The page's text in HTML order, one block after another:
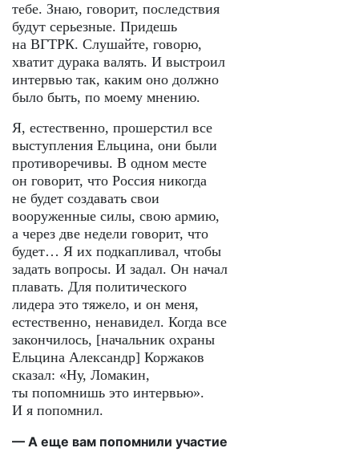
тебе. Знаю, говорит, последствия
будут серьезные. Придешь
на ВГТРК. Слушайте, говорю,
хватит дурака валять. И выстроил
интервью так, каким оно должно
было быть, по моему мнению.
Я, естественно, прошерстил все
выступления Ельцина, они были
противоречивы. В одном месте
он говорит, что Россия никогда
не будет создавать свои
вооруженные силы, свою армию,
а через две недели говорит, что
будет… Я их подкапливал, чтобы
задать вопросы. И задал. Он начал
плавать. Для политического
лидера это тяжело, и он меня,
естественно, ненавидел. Когда все
закончилось, [начальник охраны
Ельцина Александр] Коржаков
сказал: «Ну, Ломакин,
ты попомнишь это интервью».
И я попомнил.
— А еще вам попомнили участие